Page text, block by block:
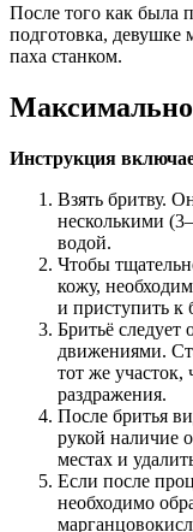
После того как была
подготовка, девушке
паха станком.
Инструкция
Взять бритву.
несколькими
водой.
Чтобы
кожу,
и приступить к
Бритьё
движениями.
тот же участок,
раздражения.
После бритья
рукой наличие
местах и
Если после
необходимо